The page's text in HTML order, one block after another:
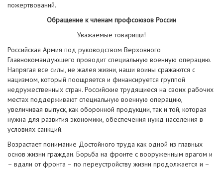
пожертвований.
Обращение к членам профсоюзов России
Уважаемые товарищи!
Российская Армия под руководством Верховного
Главнокомандующего проводит специальную военную операцию.
Напрягая все силы, не жалея жизни, наши воины сражаются с
нацизмом, который поощряется и финансируется группой
недружественных стран. Российские трудящиеся на своих рабочих
местах поддерживают специальную военную операцию,
увеличивая выпуск, как оборонной продукции, так и той, которая
нужна для развития экономики, обеспечения нужд населения в
условиях санкций.
Возрастает понимание Достойного труда как одной из главных
основ жизни граждан. Борьба на фронте с вооруженным врагом и
– вдали от фронта – по переустройству жизни продолжается и –